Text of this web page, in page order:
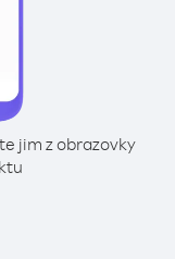
jim z obrazovky